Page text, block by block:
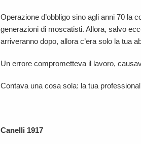
Operazione d’obbligo sino agli anni 70 la
generazioni di moscatisti. Allora, salvo
arriveranno dopo, allora c’era solo la tua
Un errore comprometteva il lavoro,
Contava una cosa sola: la tua
Canelli 1917